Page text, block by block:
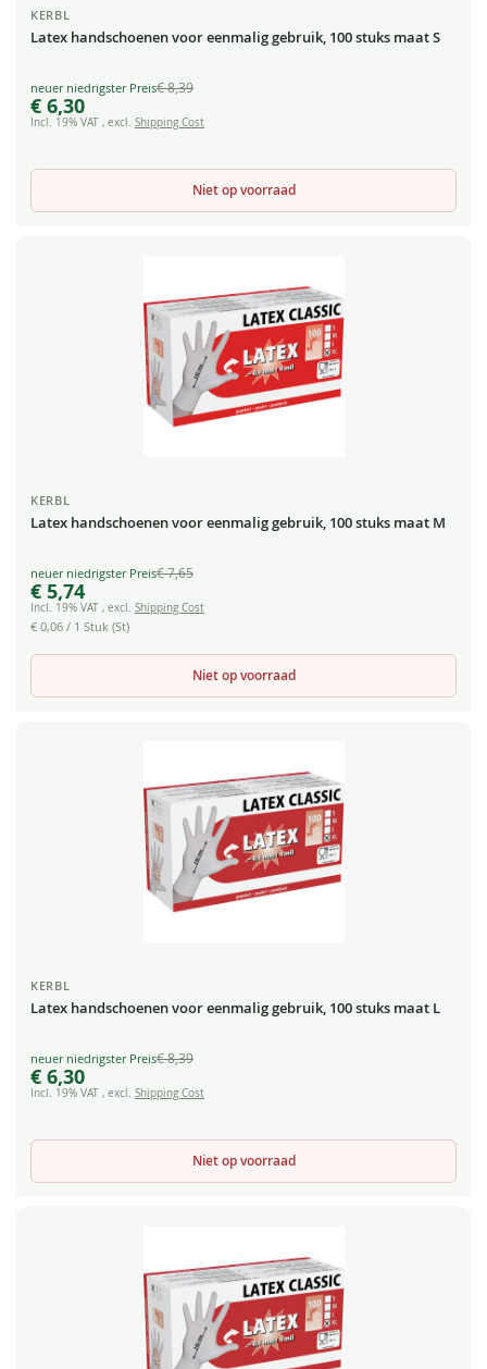
KERBL
Latex handschoenen voor eenmalig gebruik, 100 stuks maat S
Special
Price
€ 6,30
€ 8,39
Incl. 19% VAT , excl. Shipping Cost
Niet op voorraad
KERBL
Latex handschoenen voor eenmalig gebruik, 100 stuks maat M
Special
Price
€ 5,74
€ 7,65
Incl. 19% VAT , excl. Shipping Cost
€ 0,06 / 1 Stuk (St)
Niet op voorraad
KERBL
Latex handschoenen voor eenmalig gebruik, 100 stuks maat L
Special
Price
€ 6,30
€ 8,39
Incl. 19% VAT , excl. Shipping Cost
Niet op voorraad